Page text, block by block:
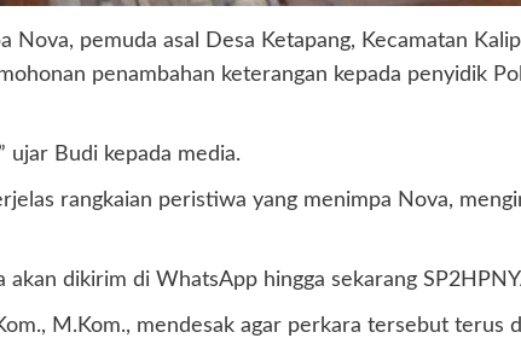
pemuda asal Desa Ketapang, Kecamatan
penambahan keterangan kepada penyidik
ujar Budi kepada media.
rangkaian peristiwa yang menimpa Nova,
dikirim di WhatsApp hingga sekarang
M.Kom., mendesak agar perkara tersebut terus